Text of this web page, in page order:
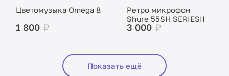
Цветомузыка Omega 8
1 800 ₽
Ретро микрофон
Shure 55SH SERIESII
3 000 ₽
Показать ещё